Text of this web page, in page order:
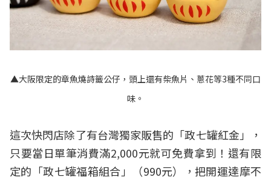
▲大阪限定的章魚燒詩籤公仔，頭上還有柴魚片、蔥花等3種不同口
味。
這次快閃店除了有台灣獨家販售的「政七罐紅金」，
只要當日單筆消費滿2,000元就可免費拿到！還有限
定的「政七罐福箱組合」（990元），把開運達摩不